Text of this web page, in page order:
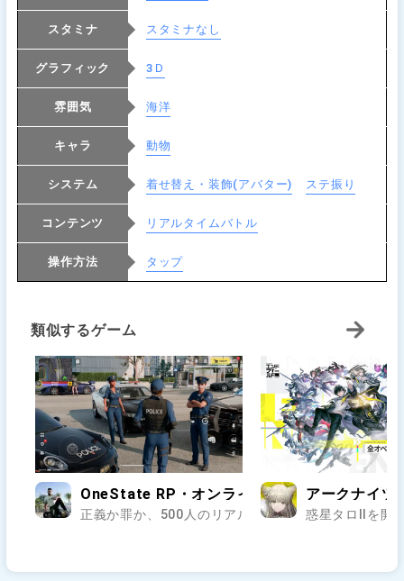
スタミナ スタミナなし
グラフィック 3Ｄ
雰囲気 海洋
キャラ 動物
システム 着せ替え・装飾(アバター) ステ振り
コンテンツ リアルタイムバトル
操作方法 タップ
類似するゲーム
OneState RP・オンラインのオープンワールド
正義か罪か、500人のリアルが交差する街で第二の人
アークナイツ
惑星タロⅡを開